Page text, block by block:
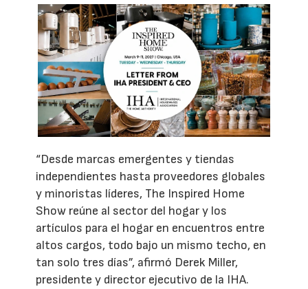
“Desde marcas emergentes y tiendas
independientes hasta proveedores globales
y minoristas líderes, The Inspired Home
Show reúne al sector del hogar y los
artículos para el hogar en encuentros entre
altos cargos, todo bajo un mismo techo, en
tan solo tres días”, afirmó Derek Miller,
presidente y director ejecutivo de la IHA.